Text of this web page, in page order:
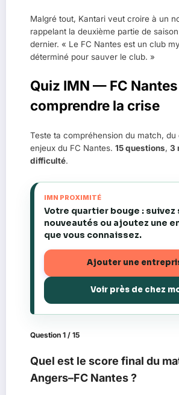
Malgré tout, Kantari veut croire à un
rappelant la deuxième partie de saison
dernier. « Le FC Nantes est un club
déterminé pour sauver le club. »
Quiz IMN — FC
comprendre la crise
Teste ta compréhension du match, du
enjeux du FC Nantes. 15 questions, 3
difficulté.
IMN PROXIMITÉ
Votre quartier bouge : suivez
nouveautés ou ajoutez une
que vous connaissez.
Ajouter une
Voir près de chez
Question 1 / 15
Quel est le score final du
Angers–FC Nantes ?